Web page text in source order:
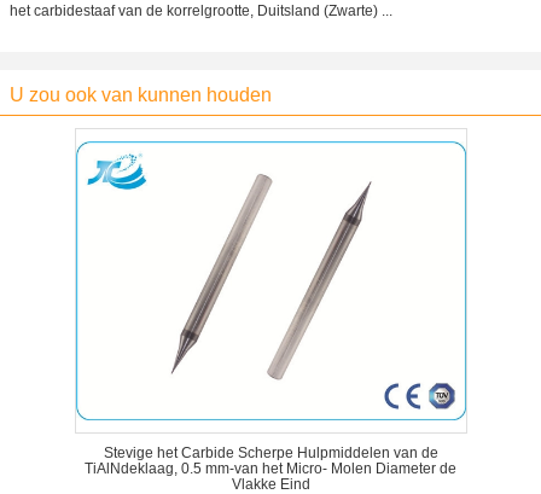
het carbidestaaf van de korrelgrootte, Duitsland (Zwarte) ...
U zou ook van kunnen houden
Stevige het Carbide Scherpe Hulpmiddelen van de
TiAlNdeklaag, 0.5 mm-van het Micro- Molen Diameter de
Vlakke Eind